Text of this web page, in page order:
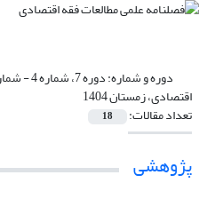
دوره و شماره:
اقتصادی، زمستان 1404
تعداد مقالات: 18
پژوهشی